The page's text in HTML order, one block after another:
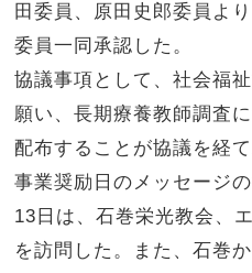
田委員、原田史郎委員よ
委員一同承認した。
協議事項として、社会福
願い、長期療養教師調査
配布することが協議を経
事業奨励日のメッセージ
13日は、石巻栄光教会、
を訪問した。また、石巻